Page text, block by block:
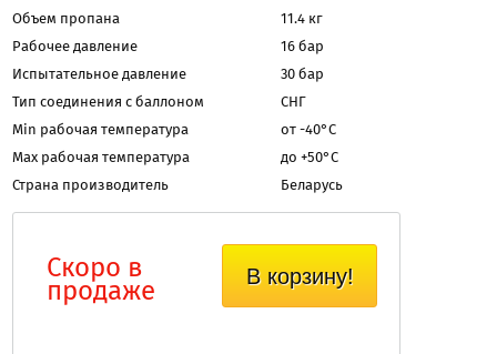
Объем пропана
11.4 кг
Рабочее давление
16 бар
Испытательное давление
30 бар
Тип соединения с баллоном
СНГ
Мin рабочая температура
от -40°С
Мax рабочая температура
до +50°С
Страна производитель
Беларусь
В корзину!
Скоро в
продаже